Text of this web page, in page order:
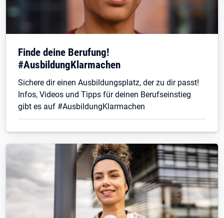
Finde deine Berufung!
#AusbildungKlarmachen
Sichere dir einen Ausbildungsplatz, der zu dir passt!
Infos, Videos und Tipps für deinen Berufseinstieg
gibt es auf #AusbildungKlarmachen